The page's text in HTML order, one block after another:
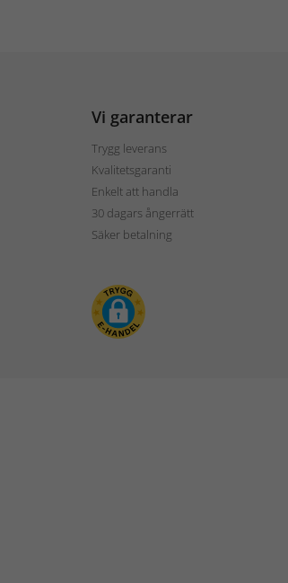
Vi garanterar
Trygg leverans
Kvalitetsgaranti
Enkelt att handla
30 dagars ångerrätt
Säker betalning